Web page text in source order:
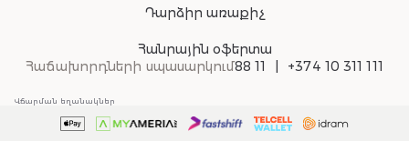
Դարձիր առաքիչ
Հանրային օֆերտա
Հաճախորդների սպասարկում88 11 +374 10 311 111
Վճարման եղանակներ